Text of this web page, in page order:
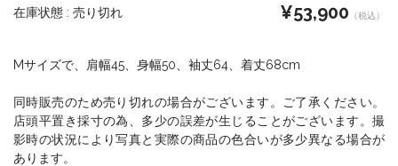
在庫状態 : 売り切れ ¥53,900 （税込）
Mサイズで、肩幅45、身幅50、袖丈64、着丈68cm
同時販売のため売り切れの場合がございます。ご了承ください。
店頭平置き採寸の為、多少の誤差が生じることがございます。撮
影時の状況により写真と実際の商品の色合いが多少異なる場合が
あります。